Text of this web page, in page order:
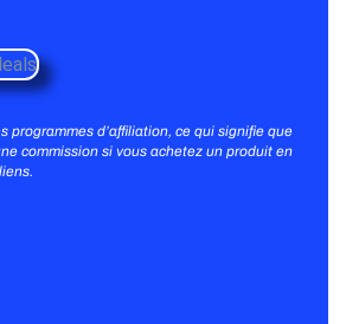
programmes d’affiliation, ce qui signifie que
commission si vous achetez un produit en